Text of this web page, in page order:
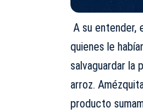
A su entender,
quienes le
salvaguardar la
arroz.
producto